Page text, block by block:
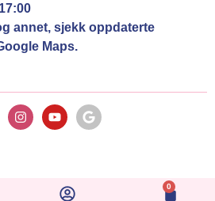
0
annet, sjekk oppdaterte
Maps.